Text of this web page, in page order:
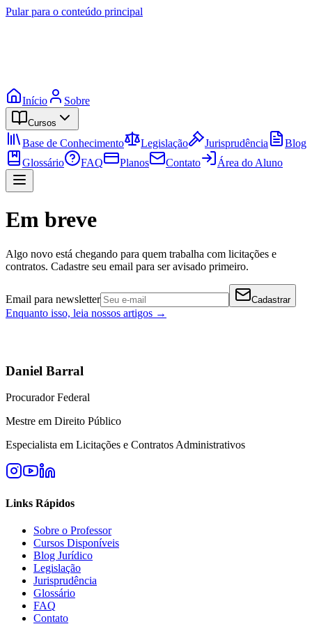
Pular para o conteúdo principal
Início Sobre
Cursos
Base de Conhecimento Legislação Jurisprudência
Blog
Glossário
FAQ Planos Contato Área do Aluno
Em breve
Algo novo está chegando para quem trabalha com licitações e
contratos. Cadastre seu email para ser avisado primeiro.
Email para newsletter Cadastrar
Enquanto isso, leia nossos artigos →
Daniel Barral
Procurador Federal
Mestre em Direito Público
Especialista em Licitações e Contratos Administrativos
Links Rápidos
Sobre o Professor
Cursos Disponíveis
Blog Jurídico
Legislação
Jurisprudência
Glossário
FAQ
Contato